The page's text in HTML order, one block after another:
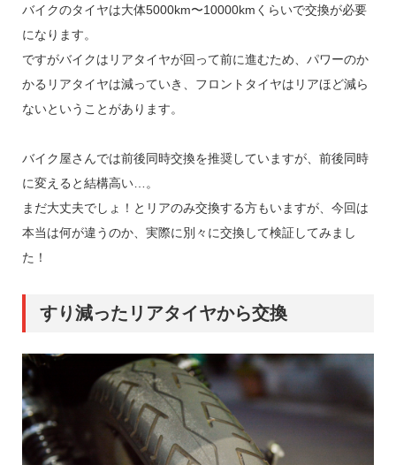
バイクのタイヤは大体5000km〜10000kmくらいで交換が必要
になります。
ですがバイクはリアタイヤが回って前に進むため、パワーのか
かるリアタイヤは減っていき、フロントタイヤはリアほど減ら
ないということがあります。
バイク屋さんでは前後同時交換を推奨していますが、前後同時
に変えると結構高い…。
まだ大丈夫でしょ！とリアのみ交換する方もいますが、今回は
本当は何が違うのか、実際に別々に交換して検証してみまし
た！
すり減ったリアタイヤから交換